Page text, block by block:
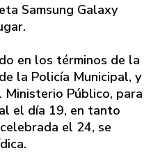
Samsung Galaxy
en los términos de la
la Policía Municipal, y
Público, para
el día 19, en tanto
el 24, se